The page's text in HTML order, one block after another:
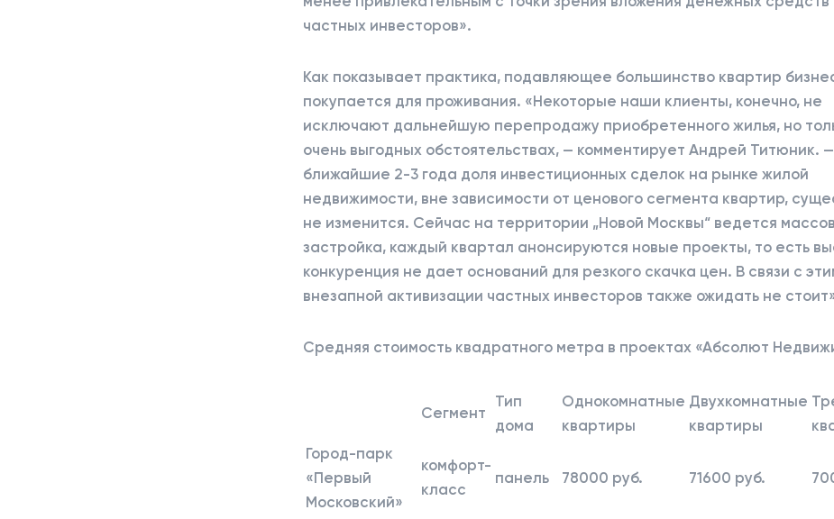
частных инвесторов».
Как показывает практика, подавляющее большинство квартир
покупается для проживания. «Некоторые наши клиенты, конечно, не
исключают дальнейшую перепродажу приобретенного жилья, но
очень выгодных обстоятельствах, — комментирует Андрей Титюник.
ближайшие 2-3 года доля инвестиционных сделок на рынке жилой
недвижимости, вне зависимости от ценового сегмента квартир,
не изменится. Сейчас на территории „Новой Москвы“ ведется
застройка, каждый квартал анонсируются новые проекты, то есть
конкуренция не дает оснований для резкого скачка цен. В связи с
внезапной активизации частных инвесторов также ожидать не
Средняя стоимость квадратного метра в проектах «Абсолют
Сегмент
Тип
дома
Однокомнатные
квартиры
Двухкомнатные
квартиры
Город-парк
«Первый
Московский»
комфорт-
класс
панель 78000 руб. 71600 руб.